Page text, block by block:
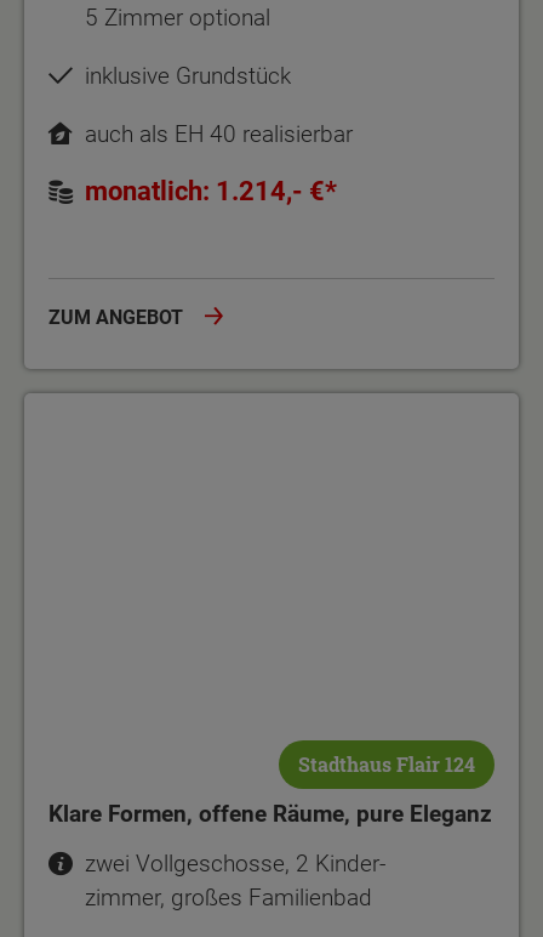
5 Zimmer optional
inklusive Grundstück
auch als EH 40 realisierbar
monatlich: 1.214,- €*
ZUM ANGEBOT
Stadthaus Flair 124
Klare Formen, offene Räume, pure Eleganz
zwei Vollgeschosse, 2 Kinder-
zimmer, großes Familienbad